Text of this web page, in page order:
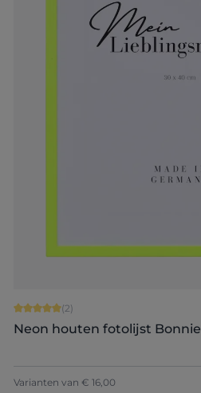
Gemiddelde waardering van 5
(2)
Neon houten fotolijst Bonnie
Varianten van € 16,00